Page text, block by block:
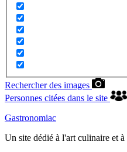
Rechercher des images
Personnes citées dans le site
Gastronomiac
Un site dédié à l'art culinaire et